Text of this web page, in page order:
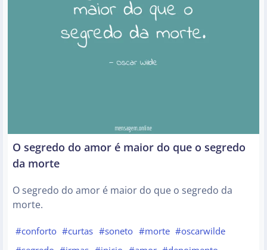
O segredo do amor é maior do que o segredo
da morte
O segredo do amor é maior do que o segredo da
morte.
#conforto #curtas #soneto #morte #oscarwilde